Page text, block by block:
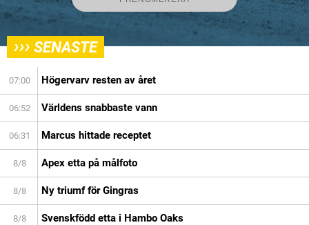
››› SENASTE
07:00 Högervarv resten av året
06:52 Världens snabbaste vann
06:31 Marcus hittade receptet
8/8 Apex etta på målfoto
8/8 Ny triumf för Gingras
8/8 Svenskfödd etta i Hambo Oaks